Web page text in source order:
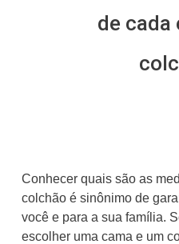
de cada
Conhecer quais são as
colchão é sinônimo de
você e para a sua família.
escolher uma cama e um